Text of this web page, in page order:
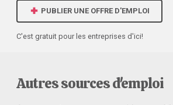
PUBLIER UNE OFFRE D'EMPLOI
C'est gratuit pour les entreprises d'ici!
Autres sources d'emploi